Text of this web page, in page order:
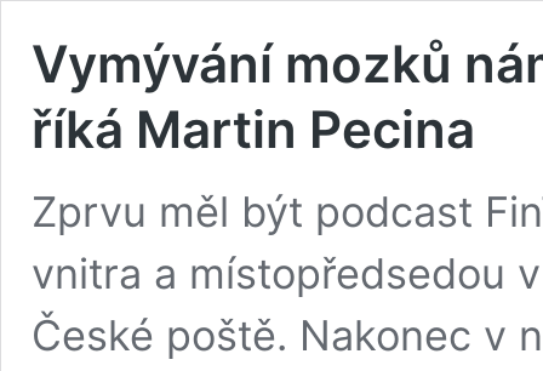
Vymývání mozků
říká Martin Pecina
Zprvu měl být podcast
vnitra a místopředsedou
České poště. Nakonec v